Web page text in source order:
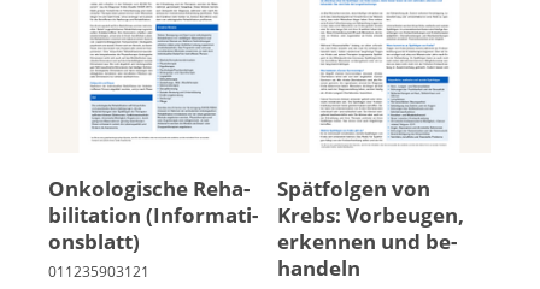
On­ko­lo­gi­sche Re­ha­
bi­li­ta­ti­on (In­for­ma­ti­
ons­blatt)
Spät­fol­gen von
Krebs: Vor­beu­gen,
er­ken­nen und be­
han­deln